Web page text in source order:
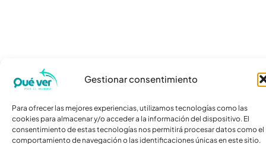
Gestionar consentimiento
Para ofrecer las mejores experiencias, utilizamos tecnologías como las
cookies para almacenar y/o acceder a la información del dispositivo. El
consentimiento de estas tecnologías nos permitirá procesar datos como el
comportamiento de navegación o las identificaciones únicas en este sitio.